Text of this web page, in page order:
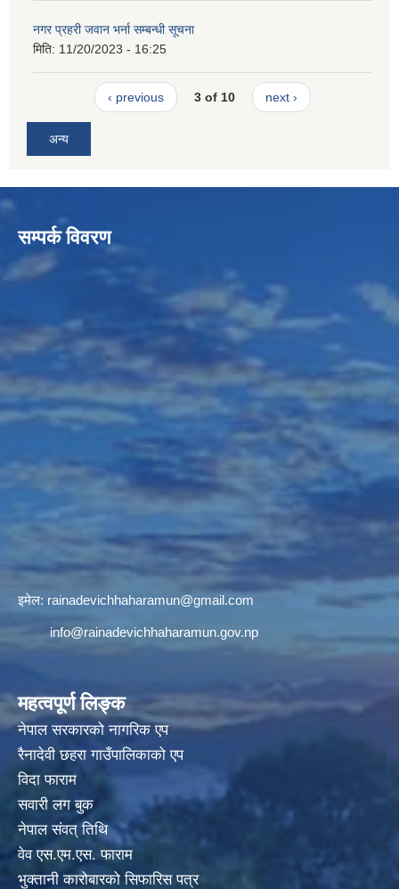
नगर प्रहरी जवान भर्ना सम्बन्धी सूचना
मिति: 11/20/2023 - 16:25
‹ previous 3 of 10 next ›
अन्य
सम्पर्क विवरण
इमेल: rainadevichhaharamun@gmail.com
info@rainadevichhaharamun.gov.np
महत्वपूर्ण लिङ्क
नेपाल सरकारको नागरिक एप
रैनादेवी छहरा गाउँपालिकाको एप
विदा फाराम
सवारी लग बुक
नेपाल संवत् तिथि
वेव एस.एम.एस. फाराम
भुक्तानी कारोबारको सिफारिस पत्र